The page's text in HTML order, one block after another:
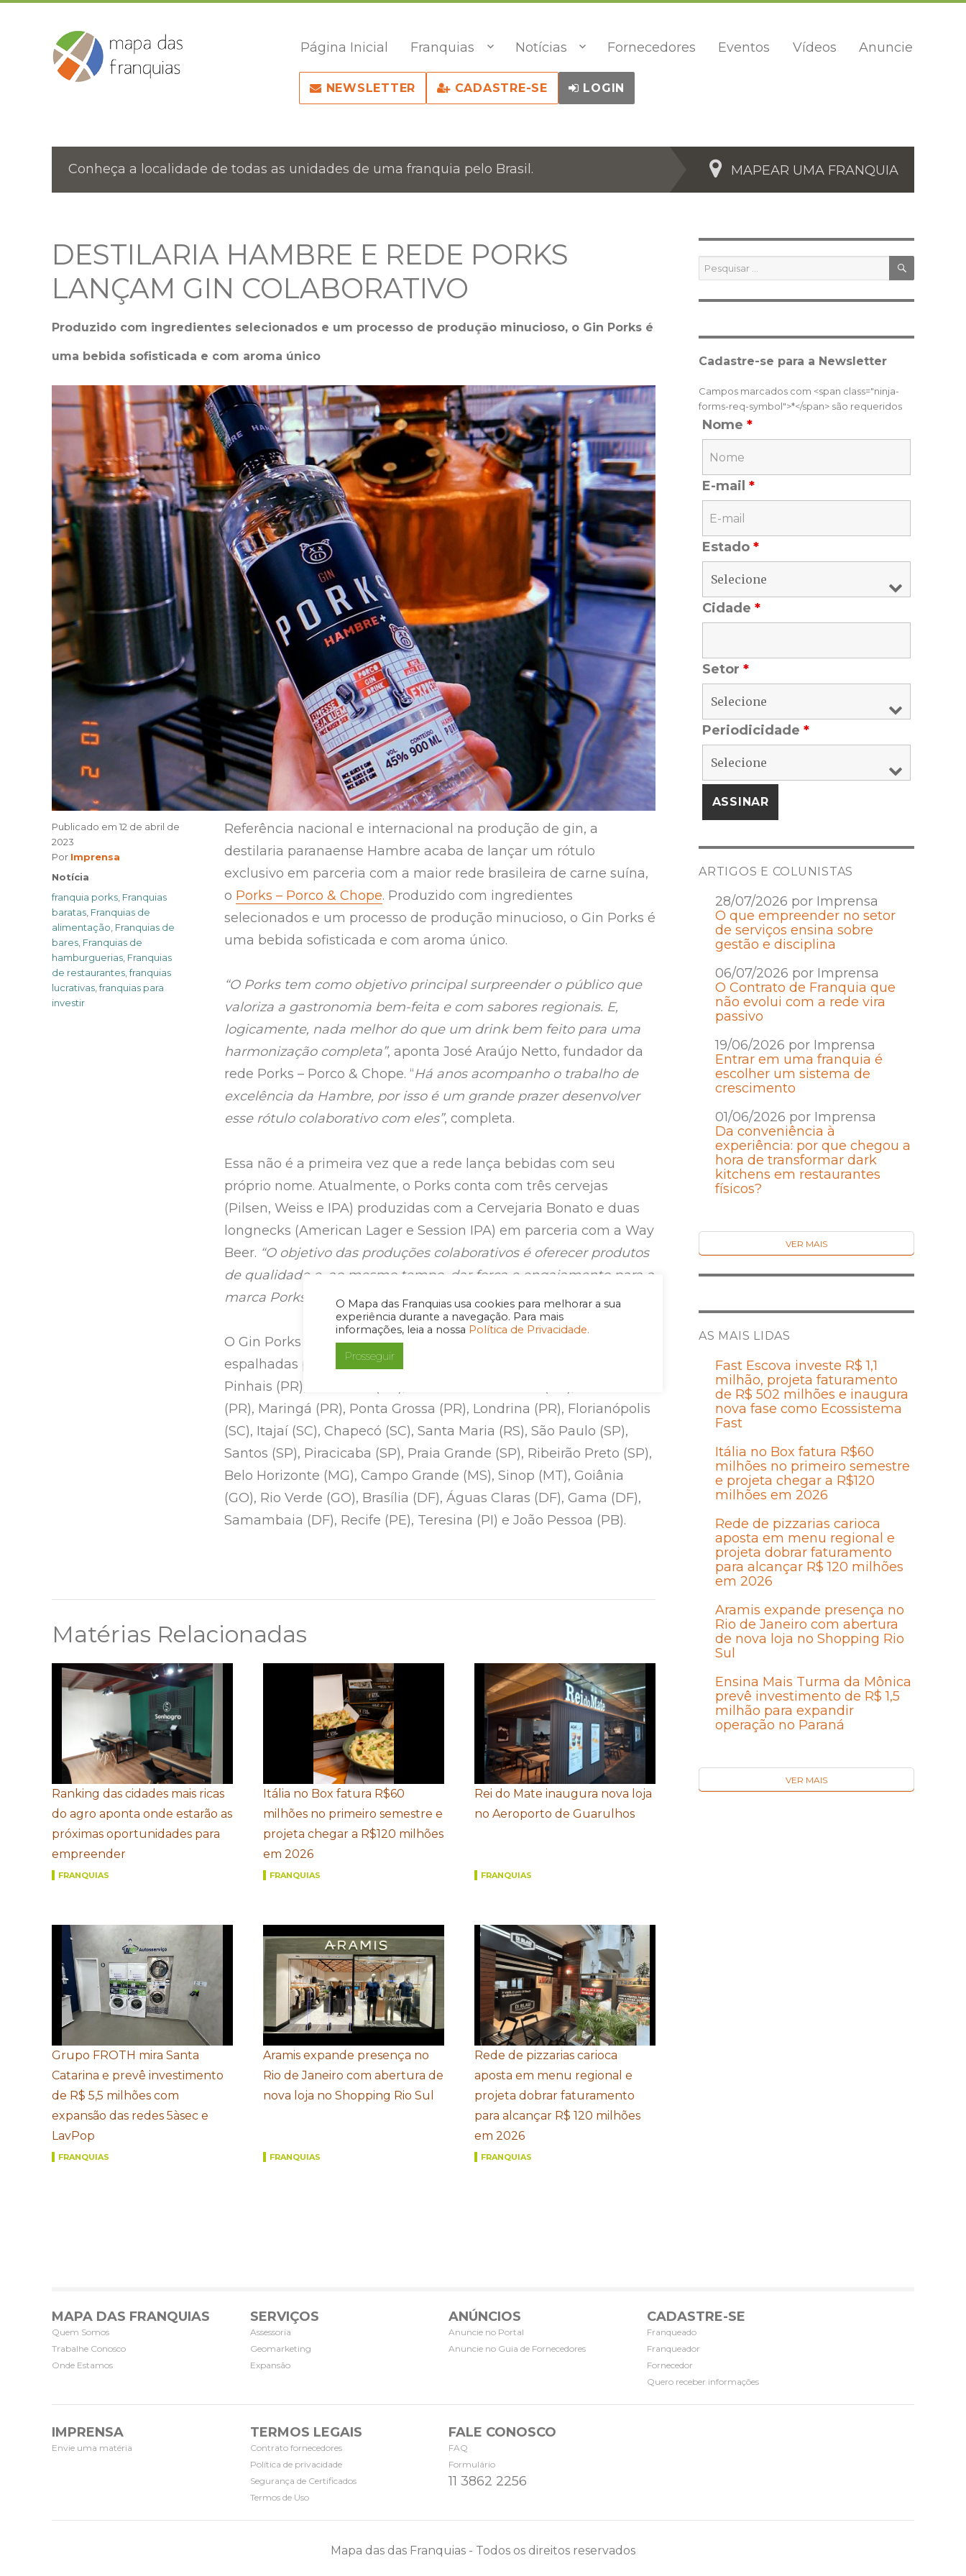
O Mapa das Franquias usa cookies para melhorar a sua
experiência durante a navegação. Para mais
informações, leia a nossa Política de Privacidade.
Prosseguir
Página Inicial Franquias Notícias Fornecedores Eventos Vídeos Anuncie
NEWSLETTER CADASTRE-SE LOGIN
Conheça a localidade de todas as unidades de uma franquia pelo Brasil. MAPEAR UMA FRANQUIA
DESTILARIA HAMBRE E REDE PORKS
LANÇAM GIN COLABORATIVO
Produzido com ingredientes selecionados e um processo de produção minucioso, o Gin Porks é
uma bebida sofisticada e com aroma único
Referência nacional e internacional na produção de gin, a
destilaria paranaense Hambre acaba de lançar um rótulo
exclusivo em parceria com a maior rede brasileira de carne suína,
o Porks – Porco & Chope. Produzido com ingredientes
selecionados e um processo de produção minucioso, o Gin Porks é
uma bebida sofisticada e com aroma único.
“O Porks tem como objetivo principal surpreender o público que
valoriza a gastronomia bem-feita e com sabores regionais. E,
logicamente, nada melhor do que um drink bem feito para uma
harmonização completa”, aponta José Araújo Netto, fundador da
rede Porks – Porco & Chope. “Há anos acompanho o trabalho de
excelência da Hambre, por isso é um grande prazer desenvolver
esse rótulo colaborativo com eles”, completa.
Essa não é a primeira vez que a rede lança bebidas com seu
próprio nome. Atualmente, o Porks conta com três cervejas
(Pilsen, Weiss e IPA) produzidas com a Cervejaria Bonato e duas
longnecks (American Lager e Session IPA) em parceria com a Way
Beer. “O objetivo das produções colaborativos é oferecer produtos
de qualidade e, ao mesmo tempo, dar força e engajamento para a
marca Porks”
, explica.
O Gin Porks já pode ser encontrado em todas as unidades Porks
espalhadas pelo Brasil, nas cidades de Curitiba (PR), São José dos
Pinhais (PR), Araucária (PR), Fazenda Rio Grande (PR), Cascavel
(PR), Maringá (PR), Ponta Grossa (PR), Londrina (PR), Florianópolis
(SC), Itajaí (SC), Chapecó (SC), Santa Maria (RS), São Paulo (SP),
Santos (SP), Piracicaba (SP), Praia Grande (SP), Ribeirão Preto (SP),
Belo Horizonte (MG), Campo Grande (MS), Sinop (MT), Goiânia
(GO), Rio Verde (GO), Brasília (DF), Águas Claras (DF), Gama (DF),
Samambaia (DF), Recife (PE), Teresina (PI) e João Pessoa (PB).
Publicado em 12 de abril de
2023
Por Author
Imprensa
Categories
Notícia
Tags
franquia porks Franquias
baratas Franquias de
alimentação Franquias de
bares Franquias de
hamburguerias Franquias
de restaurantes ,franquias
lucrativas ,franquias para
investir
Matérias Relacionadas
Ranking das cidades mais ricas
do agro aponta onde estarão as
próximas oportunidades para
empreender
FRANQUIAS
Itália no Box fatura R$60
milhões no primeiro semestre e
projeta chegar a R$120 milhões
em 2026
FRANQUIAS
Rei do Mate inaugura nova loja
no Aeroporto de Guarulhos
FRANQUIAS
Grupo FROTH mira Santa
Catarina e prevê investimento
de R$ 5,5 milhões com
expansão das redes 5àsec e
LavPop
FRANQUIAS
Aramis expande presença no
Rio de Janeiro com abertura de
nova loja no Shopping Rio Sul
FRANQUIAS
Rede de pizzarias carioca
aposta em menu regional e
projeta dobrar faturamento
para alcançar R$ 120 milhões
em 2026
FRANQUIAS
Pesquisar
por:
Cadastre-se para a Newsletter
Campos marcados com <span class="ninja-
forms-req-symbol">*</span> são requeridos
Nome *
E-mail *
Estado *
Cidade *
Setor *
Periodicidade *
ARTIGOS E COLUNISTAS
28/07/2026 por Imprensa
O que empreender no setor
de serviços ensina sobre
gestão e disciplina
06/07/2026 por Imprensa
O Contrato de Franquia que
não evolui com a rede vira
passivo
19/06/2026 por Imprensa
Entrar em uma franquia é
escolher um sistema de
crescimento
01/06/2026 por Imprensa
Da conveniência à
experiência: por que chegou a
hora de transformar dark
kitchens em restaurantes
físicos?
VER MAIS
AS MAIS LIDAS
Fast Escova investe R$ 1,1
milhão, projeta faturamento
de R$ 502 milhões e inaugura
nova fase como Ecossistema
Fast
Itália no Box fatura R$60
milhões no primeiro semestre
e projeta chegar a R$120
milhões em 2026
Rede de pizzarias carioca
aposta em menu regional e
projeta dobrar faturamento
para alcançar R$ 120 milhões
em 2026
Aramis expande presença no
Rio de Janeiro com abertura
de nova loja no Shopping Rio
Sul
Ensina Mais Turma da Mônica
prevê investimento de R$ 1,5
milhão para expandir
operação no Paraná
VER MAIS
MAPA DAS FRANQUIAS
Quem Somos
Trabalhe Conosco
Onde Estamos
SERVIÇOS
Assessoria
Geomarketing
Expansão
ANÚNCIOS
Anuncie no Portal
Anuncie no Guia de Fornecedores
CADASTRE-SE
Franqueado
Franqueador
Fornecedor
Quero receber informações
IMPRENSA
Envie uma matéria
TERMOS LEGAIS
Contrato fornecedores
Política de privacidade
Segurança de Certificados
Termos de Uso
FALE CONOSCO
FAQ
Formulário
11 3862 2256
Mapa das das Franquias - Todos os direitos reservados